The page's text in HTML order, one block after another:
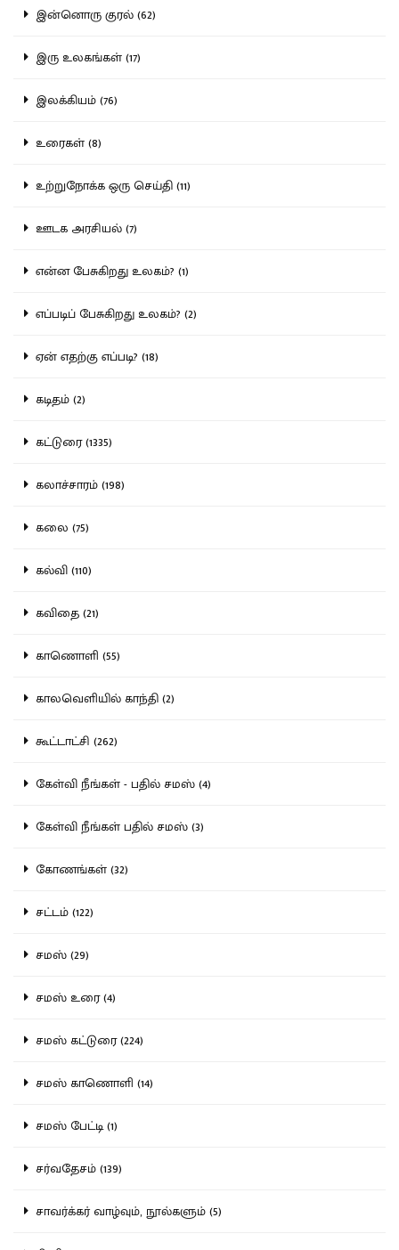
இன்னொரு குரல் (62)
இரு உலகங்கள் (17)
இலக்கியம் (76)
உரைகள் (8)
உற்றுநோக்க ஒரு செய்தி (11)
ஊடக அரசியல் (7)
என்ன பேசுகிறது உலகம்? (1)
எப்படிப் பேசுகிறது உலகம்? (2)
ஏன் எதற்கு எப்படி? (18)
கடிதம் (2)
கட்டுரை (1335)
கலாச்சாரம் (198)
கலை (75)
கல்வி (110)
கவிதை (21)
காணொளி (55)
காலவெளியில் காந்தி (2)
கூட்டாட்சி (262)
கேள்வி நீங்கள் - பதில் சமஸ் (4)
கேள்வி நீங்கள் பதில் சமஸ் (3)
கோணங்கள் (32)
சட்டம் (122)
சமஸ் (29)
சமஸ் உரை (4)
சமஸ் கட்டுரை (224)
சமஸ் காணொளி (14)
சமஸ் பேட்டி (1)
சர்வதேசம் (139)
சாவர்க்கர் வாழ்வும், நூல்களும் (5)